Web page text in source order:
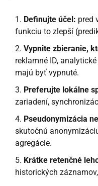
Definujte účel: pred
funkciu to zlepší
Vypnite zbieranie,
reklamné ID,
majú byť vypnuté.
Preferujte lokálne
zariadení,
Pseudonymizácia
skutočnú
agregácie.
Krátke retenčné
historických